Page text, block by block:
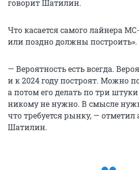
говорит Шатилин.
Что касается самого лайнера
или поздно должны построить».
— Вероятность есть всегда.
и к 2024 году построят. Можно
а потом его делать по три штуки
никому не нужно. В смысле
что требуется рынку, — отметил
Шатилин.